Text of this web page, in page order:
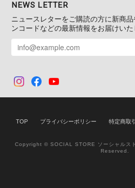
NEWS LETTER
ニュースレターをご購読の方に新商
ンコードなどの最新情報をお届けいた
TOP プライバシーポリシー 特定商取
Copyright © SOCIAL STORE ソーシャルス
Reserved.